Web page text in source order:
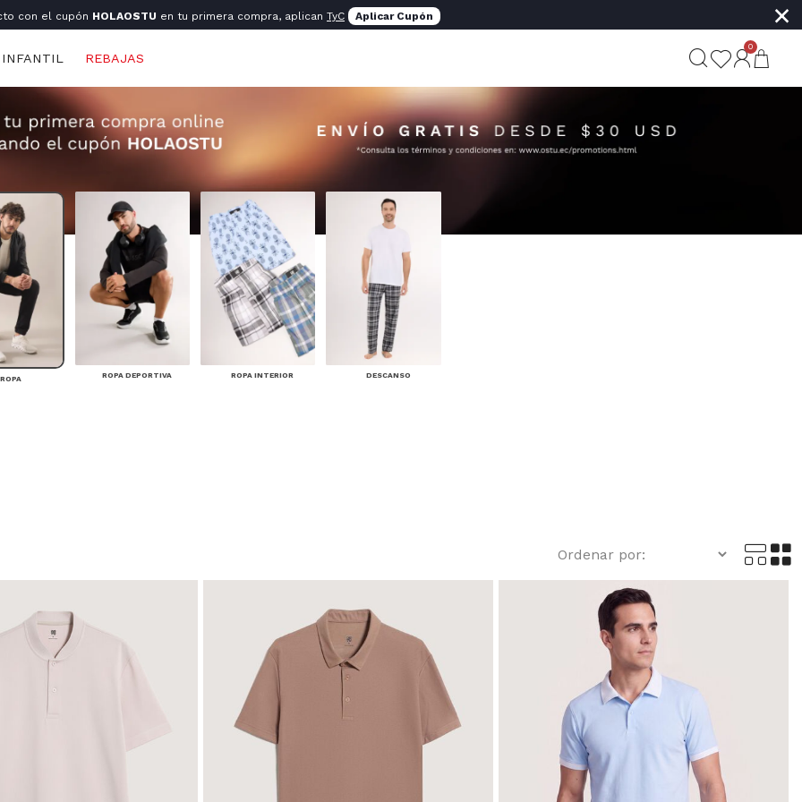
con el cupón HOLAOSTU en tu primera compra, aplican TyC Aplicar Cupón ×
INFANTIL REBAJAS
0
ROPA ROPA DEPORTIVA ROPA INTERIOR DESCANSO